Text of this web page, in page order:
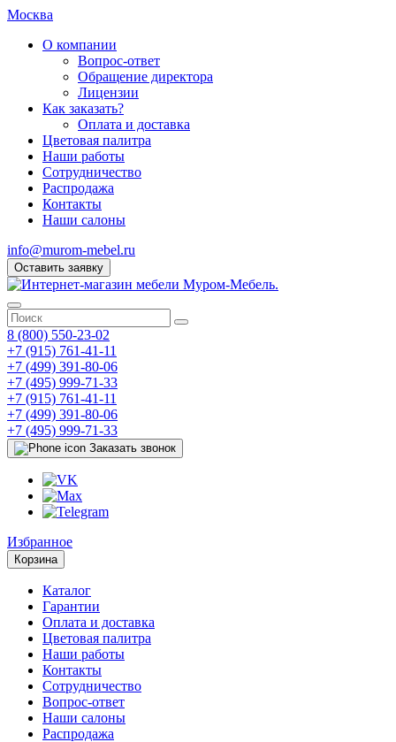
Москва
О компании
Вопрос-ответ
Обращение директора
Лицензии
Как заказать?
Оплата и доставка
Цветовая палитра
Наши работы
Сотрудничество
Распродажа
Контакты
Наши салоны
info@murom-mebel.ru
Оставить заявку
8 (800) 550-23-02
+7 (915) 761-41-11
+7 (499) 391-80-06
+7 (495) 999-71-33
+7 (915) 761-41-11
+7 (499) 391-80-06
+7 (495) 999-71-33
Заказать звонок
Избранное
Корзина
Каталог
Гарантии
Оплата и доставка
Цветовая палитра
Наши работы
Контакты
Сотрудничество
Вопрос-ответ
Наши салоны
Распродажа